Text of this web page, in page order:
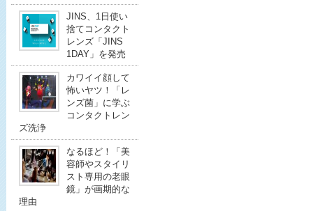
JINS、1日使い
捨てコンタクト
レンズ「JINS
1DAY」を発売
カワイイ顔して
怖いヤツ！「レ
ンズ菌」に学ぶ
コンタクトレン
ズ洗浄
なるほど！「美
容師やスタイリ
スト専用の老眼
鏡」が画期的な
理由